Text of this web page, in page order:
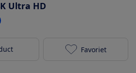
Ultra HD
Philips
Favoriet